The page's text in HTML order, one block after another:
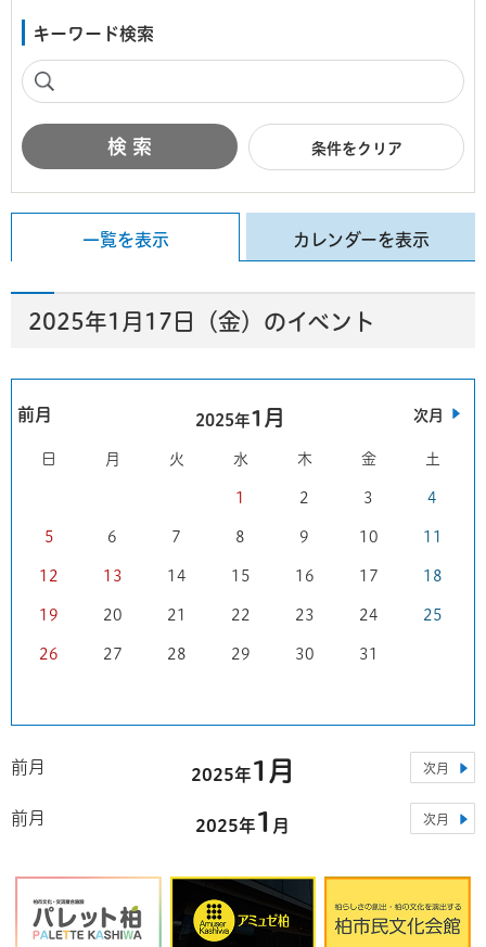
キーワード検索
条件をクリア
一覧を表示 カレンダーを表示
2025年1月17日（金）のイベント
前月 2025年1月 次月
日 月 火 水 木 金 土
1 2 3 4
5 6 7 8 9 10 11
12 13 14 15 16 17 18
19 20 21 22 23 24 25
26 27 28 29 30 31
前月 2025年1月 次月
前月 2025年1 月 次月